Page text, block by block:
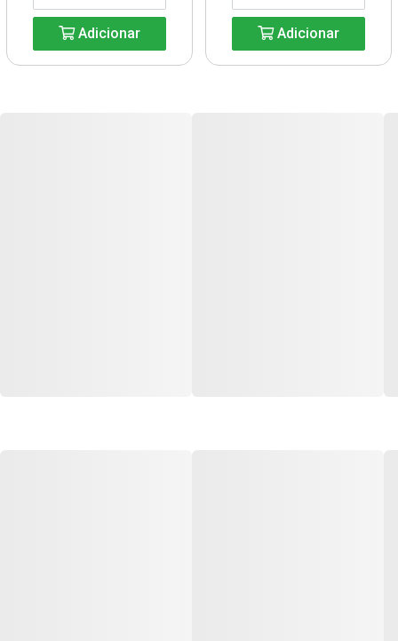
Adicionar Adicionar